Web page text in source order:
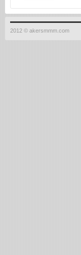
2012 © akersmmm.com